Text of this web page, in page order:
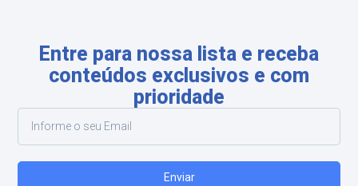
Entre para nossa lista e receba
conteúdos exclusivos e com
prioridade
Enviar